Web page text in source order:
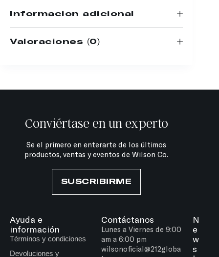
Información adicional
Valoraciones (0)
Conviértase en un experto
Se el primero en enterarte de los últimos
productos, ventas y eventos de Wilson Co.
SUSCRIBIRME
Ayuda e
información
Términos y condiciones
Devoluciones y
Contáctanos
Lunes a Viernes de 9:00
am a 6:00 pm
wilsonoficial@212globa
N
e
w
s